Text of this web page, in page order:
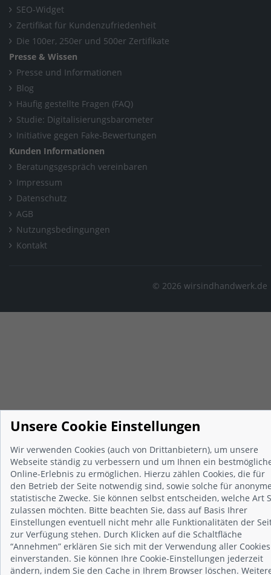
SEO-Widget
Zertifikat für Kundenzufriedenheit
Die 100er, 250er und 500er Zertifikate
Presse & Wissen
Presse und Informationen
Blog
Häufig gestellte Fragen (FAQ)
Studie: Digitalisierungsbarometer
Initiative gegen Fake-Bewertungen
Kunden Informationen
Beratungsgespräch vereinbaren
Impressum
Datenschutz
AGB
Nutzungsbedingungen
Kontakt
© 2026 wirsindhandwerk.de
Unsere Cookie Einstellungen
Wir verwenden Cookies (auch von Drittanbietern), um unsere
Webseite ständig zu verbessern und um Ihnen ein
Online-Erlebnis zu ermöglichen. Hierzu zählen Cookies, die für
den Betrieb der Seite notwendig sind, sowie solche für
statistische Zwecke. Sie können selbst entscheiden, welche Art
zulassen möchten. Bitte beachten Sie, dass auf Basis Ihrer
Einstellungen eventuell nicht mehr alle Funktionalitäten der
zur Verfügung stehen. Durch Klicken auf die Schaltfläche
“Annehmen” erklären Sie sich mit der Verwendung aller Cookies
einverstanden. Sie können Ihre Cookie-Einstellungen jederzeit
ändern, indem Sie den Cache in Ihrem Browser löschen.